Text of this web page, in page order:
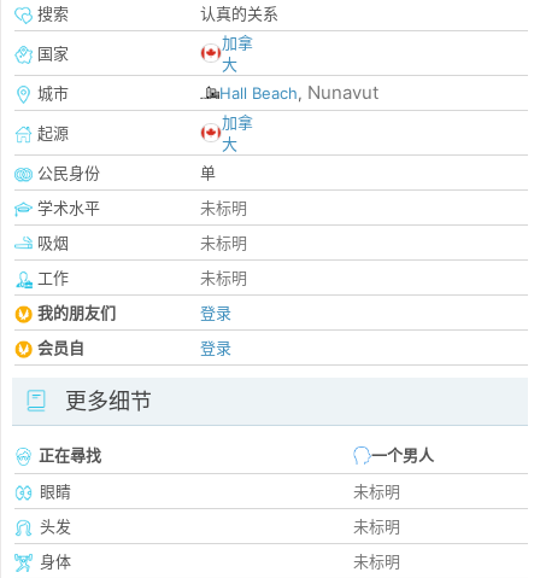
搜索
认真的关系
国家
加拿
大
城市
Hall Beach, Nunavut
起源
加拿
大
公民身份
单
学术水平
未标明
吸烟
未标明
工作
未标明
我的朋友们
登录
会员自
登录
更多细节
正在尋找
一个男人
眼睛
未标明
头发
未标明
身体
未标明